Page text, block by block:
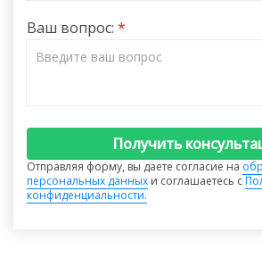
Ваш вопрос:
Получить
Отправляя форму, вы даете согласие на
персональных данных и соглашаетесь с
конфиденциальности.